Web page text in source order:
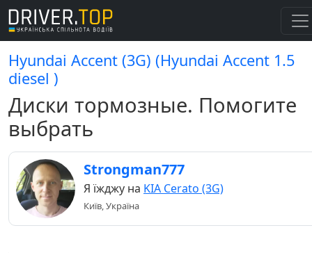
Hyundai Accent (3G) (Hyundai Accent 1.5
diesel )
Диски тормозные. Помогите
выбрать
Strongman777
Я їжджу на KIA Cerato (3G)
Київ, Україна